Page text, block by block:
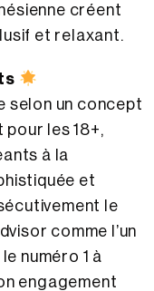
créent
et relaxant.
selon un concept
pour les 18+,
à la
et
le
comme l’un
numéro 1 à
engagement